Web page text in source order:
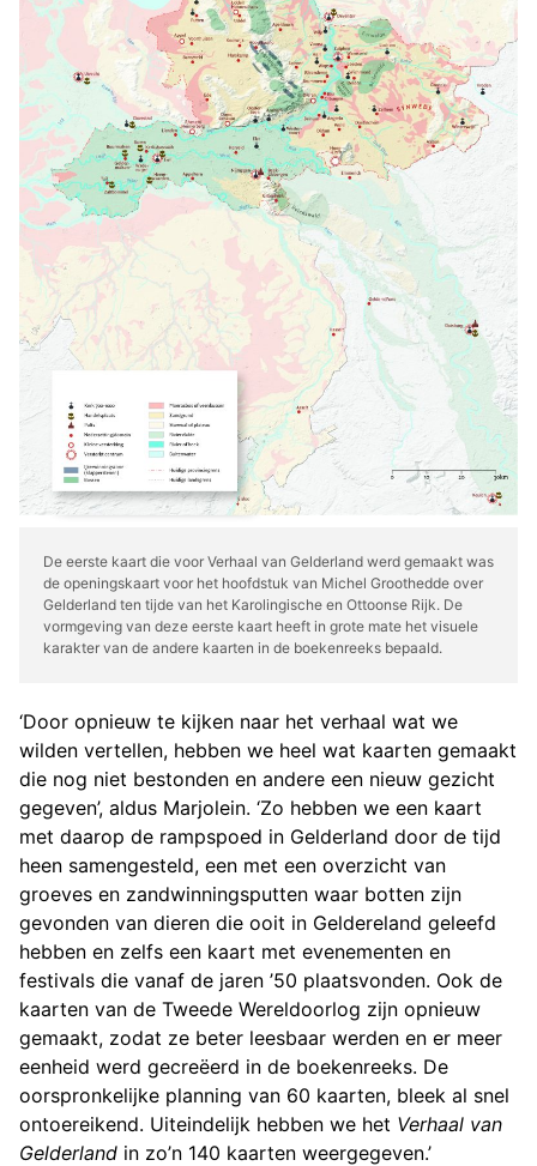
De eerste kaart die voor Verhaal van Gelderland werd gemaakt was
de openingskaart voor het hoofdstuk van Michel Groothedde over
Gelderland ten tijde van het Karolingische en Ottoonse Rijk. De
vormgeving van deze eerste kaart heeft in grote mate het visuele
karakter van de andere kaarten in de boekenreeks bepaald.
‘Door opnieuw te kijken naar het verhaal wat we
wilden vertellen, hebben we heel wat kaarten gemaakt
die nog niet bestonden en andere een nieuw gezicht
gegeven’, aldus Marjolein. ‘Zo hebben we een kaart
met daarop de rampspoed in Gelderland door de tijd
heen samengesteld, een met een overzicht van
groeves en zandwinningsputten waar botten zijn
gevonden van dieren die ooit in Geldereland geleefd
hebben en zelfs een kaart met evenementen en
festivals die vanaf de jaren ’50 plaatsvonden. Ook de
kaarten van de Tweede Wereldoorlog zijn opnieuw
gemaakt, zodat ze beter leesbaar werden en er meer
eenheid werd gecreëerd in de boekenreeks. De
oorspronkelijke planning van 60 kaarten, bleek al snel
ontoereikend. Uiteindelijk hebben we het Verhaal van
Gelderland in zo’n 140 kaarten weergegeven.’